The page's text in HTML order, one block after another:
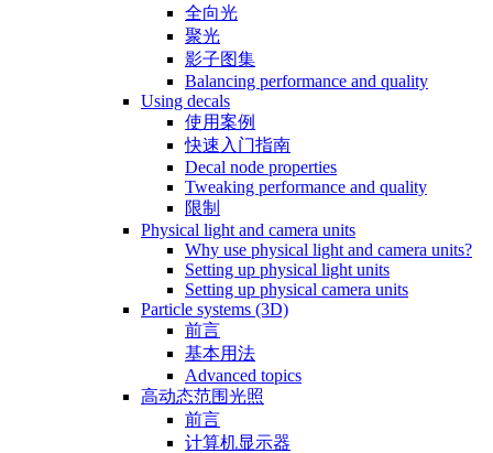
全向光
聚光
影子图集
Balancing performance and quality
Using decals
使用案例
快速入门指南
Decal node properties
Tweaking performance and quality
限制
Physical light and camera units
Why use physical light and camera units?
Setting up physical light units
Setting up physical camera units
Particle systems (3D)
前言
基本用法
Advanced topics
高动态范围光照
前言
计算机显示器